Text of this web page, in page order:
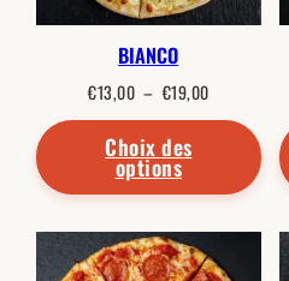
BIANCO
€13,00 – €19,00Plage
prix :
€13,00
€19,00
Choix des
options